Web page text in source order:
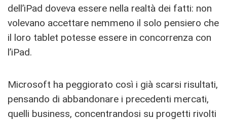
dell’iPad doveva essere nella realtà dei fatti: non
volevano accettare nemmeno il solo pensiero che
il loro tablet potesse essere in concorrenza con
l’iPad.
Microsoft ha peggiorato così i già scarsi risultati,
pensando di abbandonare i precedenti mercati,
quelli business, concentrandosi su progetti rivolti